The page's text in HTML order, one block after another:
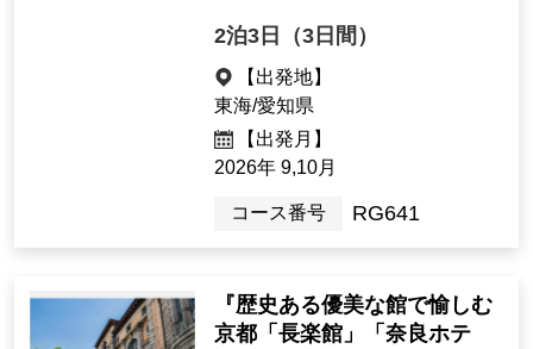
2泊3日（3日間）
【出発地】
東海/愛知県
【出発月】
2026年 9,10月
コース番号 RG641
『歴史ある優美な館で愉しむ
京都「長楽館」「奈良ホテ